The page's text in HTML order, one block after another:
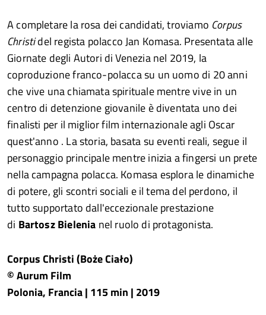
A completare la rosa dei candidati, troviamo Corpus
Christidel regista polacco Jan Komasa. Presentata alle
Giornate degli Autori di Venezia nel 2019, la
coproduzione franco-polacca su un uomo di 20 anni
che vive una chiamata spirituale mentre vive in un
centro di detenzione giovanile è diventata uno dei
finalisti per il miglior film internazionale agli Oscar
quest'anno . La storia, basata su eventi reali, segue il
personaggio principale mentre inizia a fingersi un prete
nella campagna polacca. Komasa esplora le dinamiche
di potere, gli scontri sociali e il tema del perdono, il
tutto supportato dall'eccezionale prestazione
di Bartosz Bielenia nel ruolo di protagonista.
Corpus Christi (Boże Ciało)
© Aurum Film
Polonia, Francia | 115 min | 2019